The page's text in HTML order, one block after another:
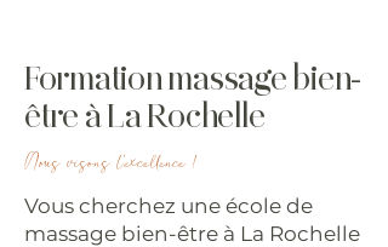
Formation massage bien-
être à La Rochelle
Nous visons l’excellence !
Vous cherchez une école de
massage bien-être à La Rochelle